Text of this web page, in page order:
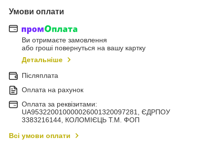
Умови оплати
Ви отримаєте замовлення
або гроші повернуться на вашу картку
Детальніше
Післяплата
Оплата на рахунок
Оплата за реквізитами:
UA953220010000026001320097281, ЄДРПОУ
3383216144, КОЛОМIЄЦЬ Т.М. ФОП
Всі умови оплати